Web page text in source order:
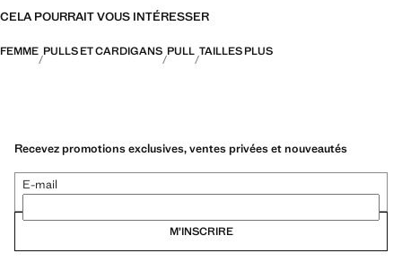
CELA POURRAIT VOUS INTÉRESSER
FEMME PULLS ET CARDIGANS PULL TAILLES PLUS
Recevez promotions exclusives, ventes privées et nouveautés
E-mail
M’INSCRIRE